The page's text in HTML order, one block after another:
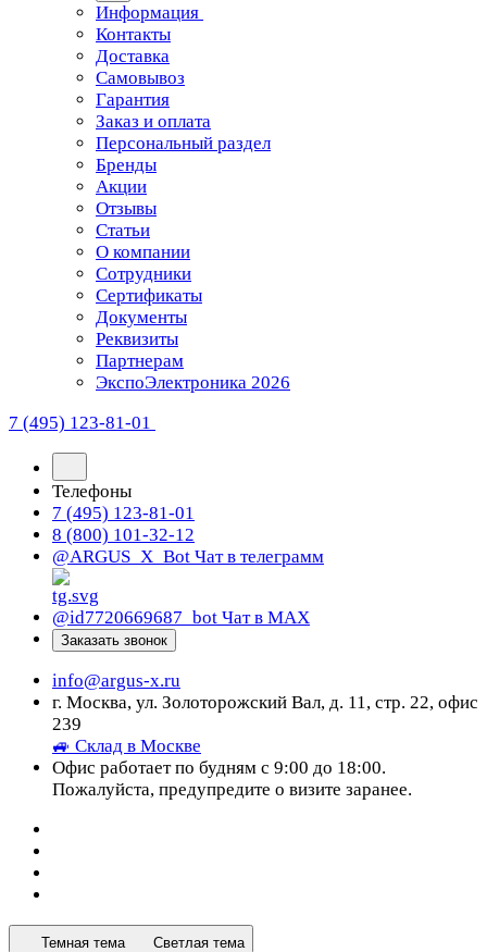
Информация
Контакты
Доставка
Самовывоз
Гарантия
Заказ и оплата
Персональный раздел
Бренды
Акции
Отзывы
Статьи
О компании
Сотрудники
Сертификаты
Документы
Реквизиты
Партнерам
ЭкспоЭлектроника 2026
7 (495) 123-81-01
Телефоны
7 (495) 123-81-01
8 (800) 101-32-12
@ARGUS_X_Bot Чат в телеграмм
@id7720669687_bot Чат в МАХ
Заказать звонок
info@argus-x.ru
г. Москва, ул. Золоторожский Вал, д. 11, стр. 22, офис
239
🚙 Склад в Москве
Офис работает по будням с 9:00 до 18:00.
Пожалуйста, предупредите о визите заранее.
Темная тема Светлая тема